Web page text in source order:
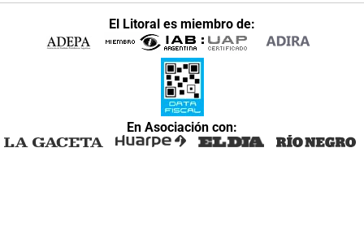
El Litoral es miembro de:
En Asociación con: